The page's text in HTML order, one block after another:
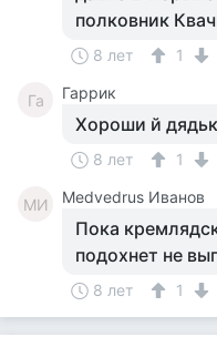
полковник
8 лет 1
Га Гаррик
Хороши й
8 лет 1
MИ Medvedrus Иванов
Пока
подохнет не
8 лет 1